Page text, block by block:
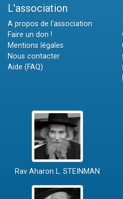
L'association
A propos de l'association
Faire un don !
Mentions légales
Nous contacter
Aide (FAQ)
Rav Aharon L. STEINMAN